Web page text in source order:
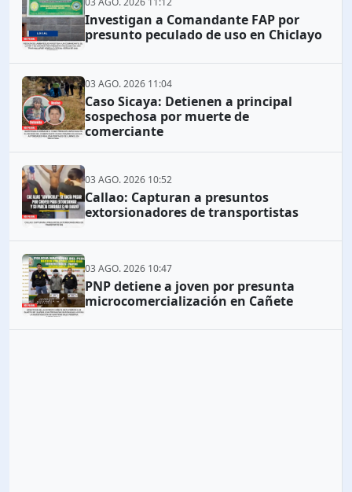
Investigan a Comandante FAP por
presunto peculado de uso en Chiclayo
03 AGO. 2026 11:04
Caso Sicaya: Detienen a principal
sospechosa por muerte de
comerciante
03 AGO. 2026 10:52
Callao: Capturan a presuntos
extorsionadores de transportistas
03 AGO. 2026 10:47
PNP detiene a joven por presunta
microcomercialización en Cañete